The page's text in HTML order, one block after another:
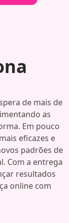
de mais de
as
Em pouco
eficazes e
padrões de
Com a entrega
resultados
online com